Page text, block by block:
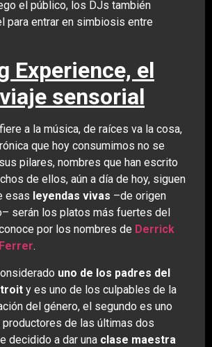
el público, los DJs también
para entrar en simbiosis entre
Experience, el
sensorial
a la música, de raíces va la cosa,
que hoy consumimos no se
pilares, nombres que han escrito
de ellos, aún a día de hoy, siguen
esas leyendas vivas –de origen
serán los platos más fuertes del
por los nombres de Derrick
.
uno de los padres del
y es uno de los culpables de la
del género, el segundo es uno
de las últimas dos
decidido a dar una clase maestra